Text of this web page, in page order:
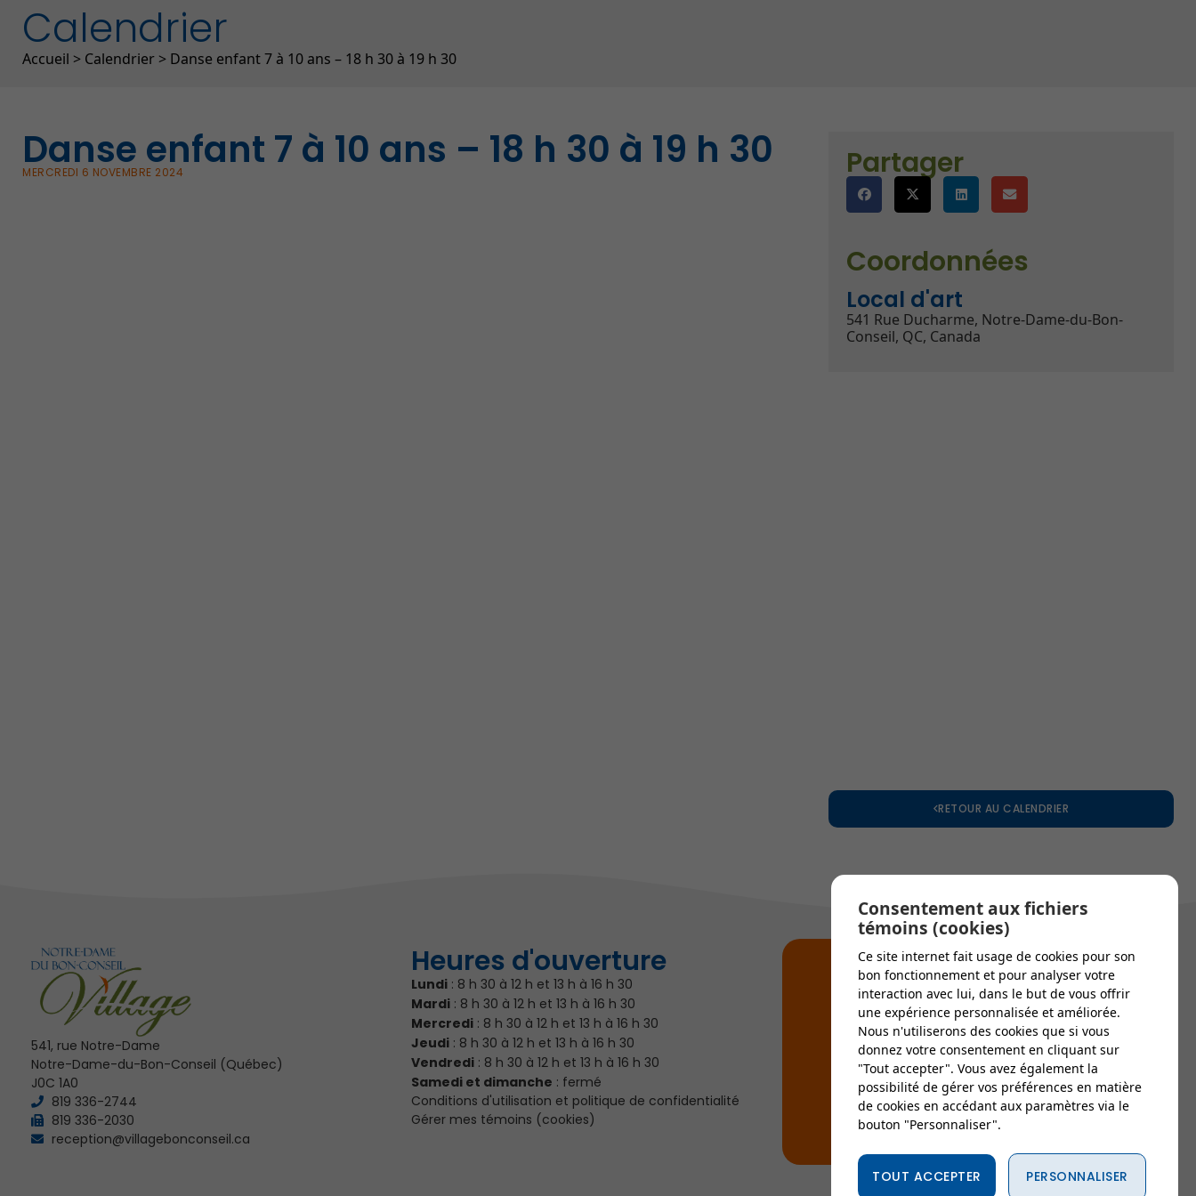
Calendrier
Fil d'Ariane
Accueil > Calendrier > Danse enfant 7 à 10 ans – 18 h 30 à 19 h 30
Danse enfant 7 à 10 ans – 18 h 30 à 19 h 30
MERCREDI 6 NOVEMBRE 2024 Partager
Coordonnées
Local d'art
541 Rue Ducharme, Notre-Dame-du-Bon-
Conseil, QC, Canada
RETOUR AU CALENDRIER
541, rue Notre-Dame
Notre-Dame-du-Bon-Conseil (Québec)
J0C 1A0
819 336-2744
819 336-2030
reception@villagebonconseil.ca
Heures d'ouverture
Lundi : 8 h 30 à 12 h et 13 h à 16 h 30
Mardi : 8 h 30 à 12 h et 13 h à 16 h 30
Mercredi : 8 h 30 à 12 h et 13 h à 16 h 30
Jeudi : 8 h 30 à 12 h et 13 h à 16 h 30
Vendredi : 8 h 30 à 12 h et 13 h à 16 h 30
Samedi et dimanche : fermé
Conditions d'utilisation et politique de confidentialité
Gérer mes témoins (cookies)
Alertes municipales
Soyez le premier informé !
S'INSCRIRE AUX ALERTES
Consentement aux fichiers
témoins (cookies)
Ce site internet fait usage de cookies pour son
bon fonctionnement et pour analyser votre
interaction avec lui, dans le but de vous offrir
une expérience personnalisée et améliorée.
Nous n'utiliserons des cookies que si vous
donnez votre consentement en cliquant sur
"Tout accepter". Vous avez également la
possibilité de gérer vos préférences en matière
de cookies en accédant aux paramètres via le
bouton "Personnaliser".
TOUT ACCEPTER PERSONNALISER